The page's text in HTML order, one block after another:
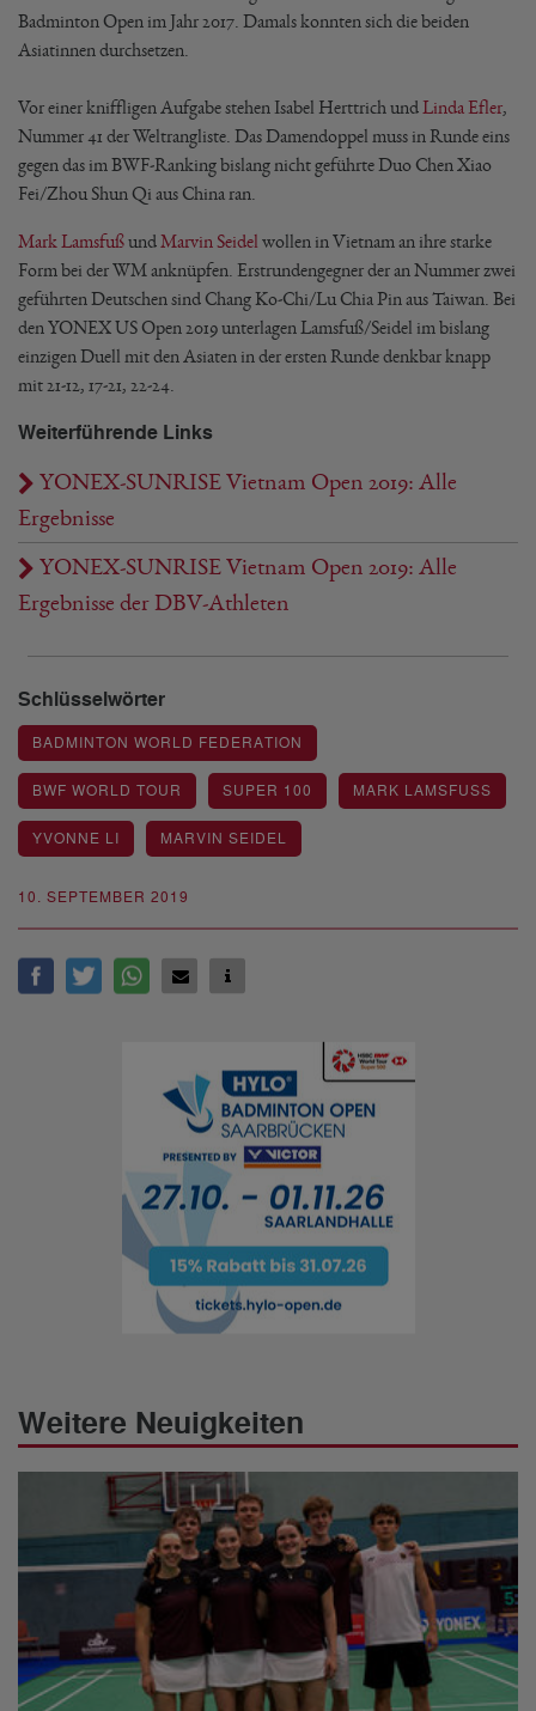
10. SEPTEMBER 2019
Badminton Open im Jahr 2017. Damals konnten sich die beiden
Asiatinnen durchsetzen.
Vor einer kniffligen Aufgabe stehen Isabel Herttrich und Linda Efler,
Nummer 41 der Weltrangliste. Das Damendoppel muss in Runde eins
gegen das im BWF-Ranking bislang nicht geführte Duo Chen Xiao
Fei/Zhou Shun Qi aus China ran.
Mark LamsfußundMarvin Seidel wollen in Vietnam an ihre starke
Form bei der WM anknüpfen. Erstrundengegner der an Nummer zwei
geführten Deutschen sind Chang Ko-Chi/Lu Chia Pin aus Taiwan. Bei
den YONEX US Open 2019 unterlagen Lamsfuß/Seidel im bislang
einzigen Duell mit den Asiaten in der ersten Runde denkbar knapp
mit 21-12, 17-21, 22-24.
Weiterführende Links
YONEX-SUNRISE Vietnam Open 2019: Alle
Ergebnisse
YONEX-SUNRISE Vietnam Open 2019: Alle
Ergebnisse der DBV-Athleten
Schlüsselwörter
BADMINTON WORLD FEDERATION
BWF WORLD TOUR SUPER 100 MARK LAMSFUSS
YVONNE LI MARVIN SEIDEL
Weitere Neuigkeiten